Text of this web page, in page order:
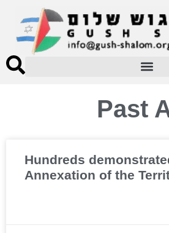
Past
Hundreds
Annexation of the